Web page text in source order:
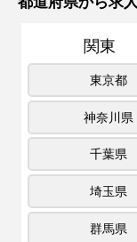
関東
東京都
神奈川県
千葉県
埼玉県
群馬県